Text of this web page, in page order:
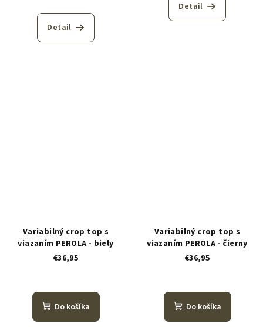
Detail
Detail
Variabilný crop top s
viazaním PEROLA - biely
€36,95
Do košíka
Variabilný crop top s
viazaním PEROLA - čierny
€36,95
Do košíka